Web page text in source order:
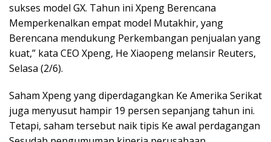
sukses model GX. Tahun ini Xpeng Berencana
Memperkenalkan empat model Mutakhir, yang
Berencana mendukung Perkembangan penjualan yang
kuat,” kata CEO Xpeng, He Xiaopeng melansir Reuters,
Selasa (2/6).
Saham Xpeng yang diperdagangkan Ke Amerika Serikat
juga menyusut hampir 19 persen sepanjang tahun ini.
Tetapi, saham tersebut naik tipis Ke awal perdagangan